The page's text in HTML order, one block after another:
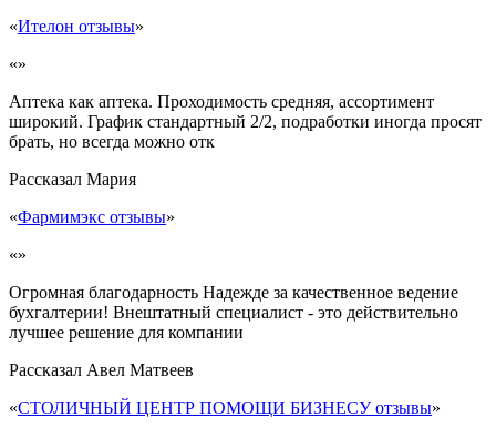
«Ителон отзывы»
«»
Аптека как аптека. Проходимость средняя, ассортимент
широкий. График стандартный 2/2, подработки иногда просят
брать, но всегда можно отк
Рассказал Мария
«Фармимэкс отзывы»
«»
Огромная благодарность Надежде за качественное ведение
бухгалтерии! Внештатный специалист - это действительно
лучшее решение для компании
Рассказал Авел Матвеев
«СТОЛИЧНЫЙ ЦЕНТР ПОМОЩИ БИЗНЕСУ отзывы»